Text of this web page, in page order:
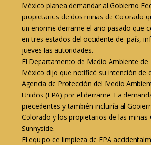
México planea demandar al Gobierno
propietarios de dos minas de Colorado
un enorme derrame el año pasado que
en tres estados del occidente del país,
jueves las autoridades.
El Departamento de Medio Ambiente de
México dijo que notificó su intención de
Agencia de Protección del Medio
Unidos (EPA) por el derrame. La
precedentes y también incluiría al
Colorado y los propietarios de las minas
Sunnyside.
El equipo de limpieza de EPA